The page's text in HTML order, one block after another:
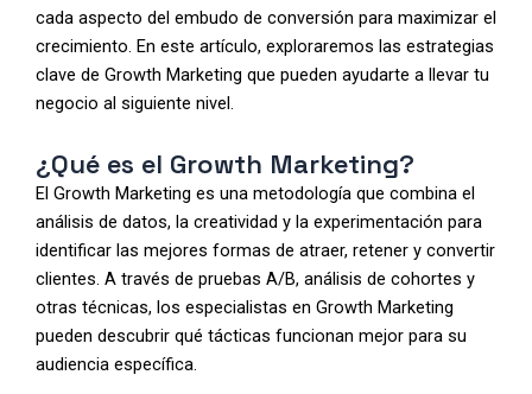
cada aspecto del embudo de conversión para maximizar el
crecimiento. En este artículo, exploraremos las estrategias
clave de Growth Marketing que pueden ayudarte a llevar tu
negocio al siguiente nivel.
¿Qué es el Growth Marketing?
El Growth Marketing es una metodología que combina el
análisis de datos, la creatividad y la experimentación para
identificar las mejores formas de atraer, retener y convertir
clientes. A través de pruebas A/B, análisis de cohortes y
otras técnicas, los especialistas en Growth Marketing
pueden descubrir qué tácticas funcionan mejor para su
audiencia específica.